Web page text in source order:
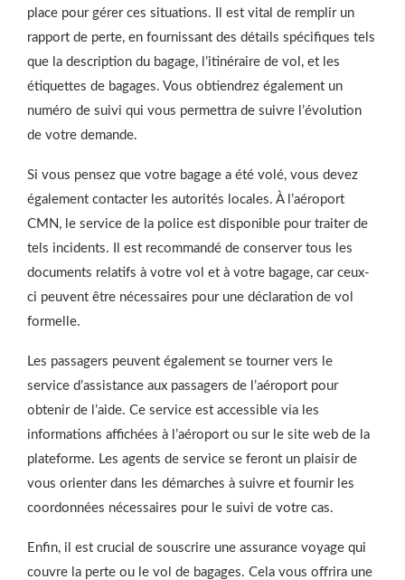
place pour gérer ces situations. Il est vital de remplir un
rapport de perte, en fournissant des détails spécifiques tels
que la description du bagage, l’itinéraire de vol, et les
étiquettes de bagages. Vous obtiendrez également un
numéro de suivi qui vous permettra de suivre l’évolution
de votre demande.
Si vous pensez que votre bagage a été volé, vous devez
également contacter les autorités locales. À l’aéroport
CMN, le service de la police est disponible pour traiter de
tels incidents. Il est recommandé de conserver tous les
documents relatifs à votre vol et à votre bagage, car ceux-
ci peuvent être nécessaires pour une déclaration de vol
formelle.
Les passagers peuvent également se tourner vers le
service d’assistance aux passagers de l’aéroport pour
obtenir de l’aide. Ce service est accessible via les
informations affichées à l’aéroport ou sur le site web de la
plateforme. Les agents de service se feront un plaisir de
vous orienter dans les démarches à suivre et fournir les
coordonnées nécessaires pour le suivi de votre cas.
Enfin, il est crucial de souscrire une assurance voyage qui
couvre la perte ou le vol de bagages. Cela vous offrira une